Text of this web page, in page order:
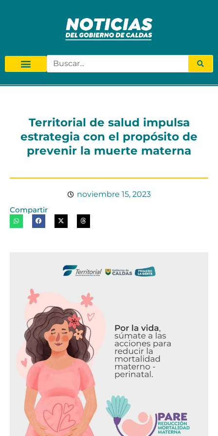
Territorial de salud impulsa
estrategia con el propósito de
prevenir la muerte materna
noviembre 15, 2023
Compartir